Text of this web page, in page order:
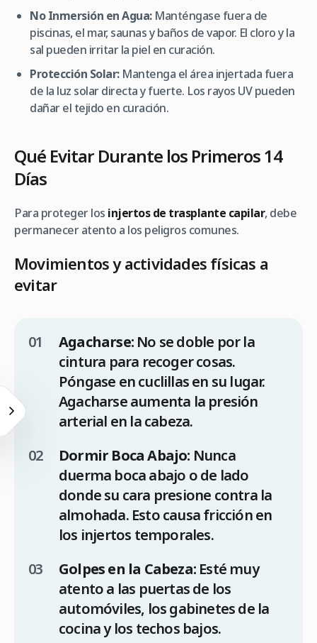
No Inmersión en Agua:Manténgase fuera de
piscinas, el mar, saunas y baños de vapor. El cloro y la
sal pueden irritar la piel en curación.
Protección Solar:Mantenga el área injertada fuera
de la luz solar directa y fuerte. Los rayos UV pueden
dañar el tejido en curación.
Qué Evitar Durante los Primeros 14
Días
Para proteger los injertos de trasplante capilar, debe
permanecer atento a los peligros comunes.
Movimientos y actividades físicas a
evitar
Agacharse: No se doble por la
cintura para recoger cosas.
Póngase en cuclillas en su lugar.
Agacharse aumenta la presión
arterial en la cabeza.
Dormir Boca Abajo: Nunca
duerma boca abajo o de lado
donde su cara presione contra la
almohada. Esto causa fricción en
los injertos temporales.
Golpes en la Cabeza: Esté muy
atento a las puertas de los
automóviles, los gabinetes de la
cocina y los techos bajos.